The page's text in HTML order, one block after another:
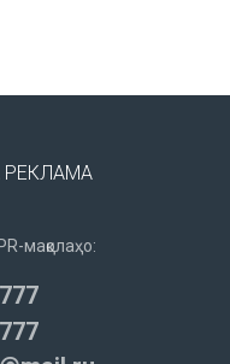
РЕКЛАМА
мақолаҳо: